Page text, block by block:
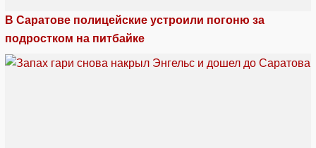
В Саратове полицейские устроили погоню за
подростком на питбайке